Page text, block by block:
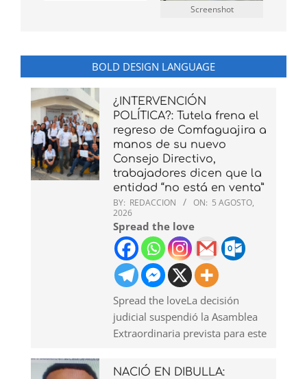
Screenshot
BOLD DESIGN LANGUAGE
¿INTERVENCIÓN
POLÍTICA?: Tutela frena el
regreso de Comfaguajira a
manos de su nuevo
Consejo Directivo,
trabajadores dicen que la
entidad “no está en venta”
BY: REDACCION ON: 5 AGOSTO,
2026
Spread the love
Spread the loveLa decisión
judicial suspendió la Asamblea
Extraordinaria prevista para este
NACIÓ EN DIBULLA: